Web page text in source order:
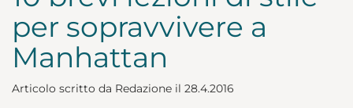
per sopravvivere a
Manhattan
Articolo scritto da Redazione il 28.4.2016